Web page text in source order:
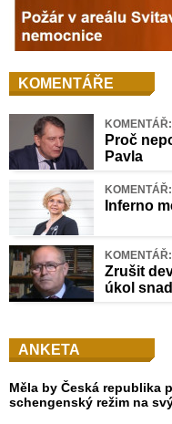
KOMENTÁŘE
KOMENTÁŘ:
Proč
Pavla
KOMENTÁŘ:
Inferno
KOMENTÁŘ:
Zrušit
úkol
ANKETA
Měla by Česká republika
schengenský režim na